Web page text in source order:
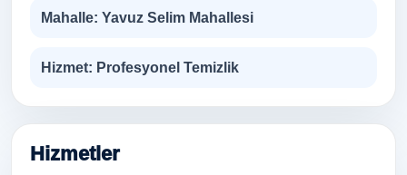
Mahalle: Yavuz Selim Mahallesi
Hizmet: Profesyonel Temizlik
Hizmetler